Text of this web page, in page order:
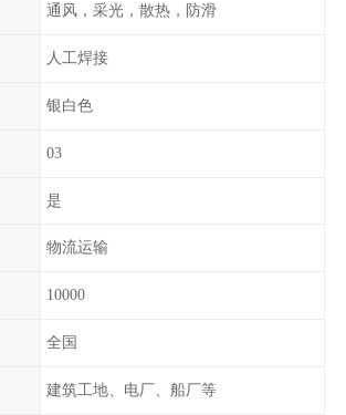
通风，采光，散热，防滑
人工焊接
银白色
03
是
物流运输
10000
全国
建筑工地、电厂、船厂等